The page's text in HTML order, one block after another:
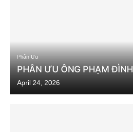
Phân Ưu
PHÂN ƯU ÔNG PHẠM
April 24, 2026